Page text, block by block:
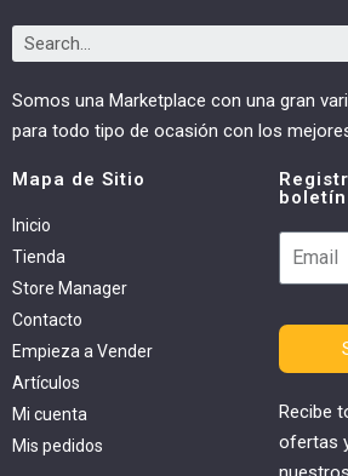
Somos una Marketplace con una gran
para todo tipo de ocasión con los
Mapa de Sitio
Inicio
Tienda
Store Manager
Contacto
Empieza a Vender
Artículos
Mi cuenta
Mis pedidos
boletín
Recibe
ofertas